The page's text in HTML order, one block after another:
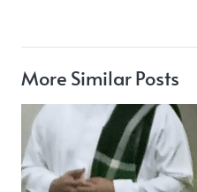
More Similar Posts